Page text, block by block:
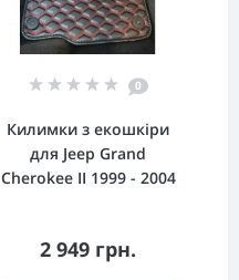
0
Килимки з екошкіри
для Jeep Grand
Cherokee II 1999 - 2004
2 949 грн.